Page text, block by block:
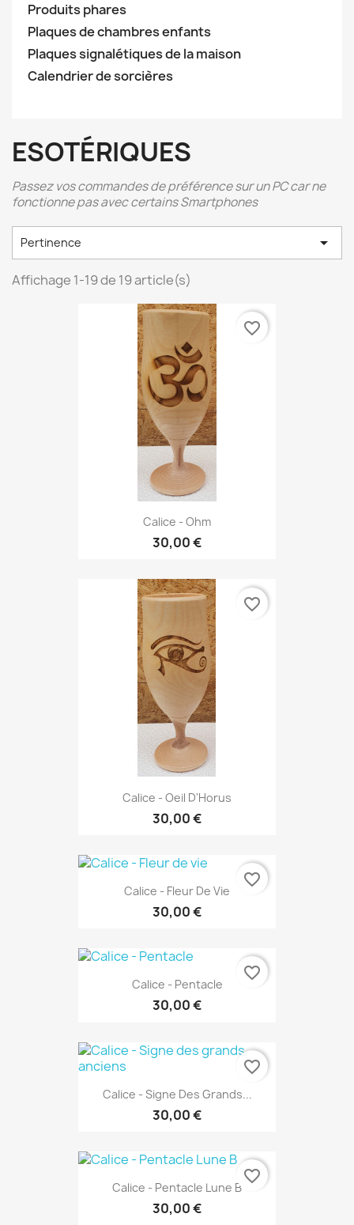
Produits phares
Plaques de chambres enfants
Plaques signalétiques de la maison
Calendrier de sorcières
ESOTÉRIQUES
Passez vos commandes de préférence sur un PC car ne
fonctionne pas avec certains Smartphones
Pertinence 
Affichage 1-19 de 19 article(s)
Calice - Ohm
30,00 €
favorite_border
Calice - Oeil D'Horus
30,00 €
favorite_border
Calice - Fleur De Vie
30,00 €
favorite_border
Calice - Pentacle
30,00 €
favorite_border
Calice - Signe Des Grands...
30,00 €
favorite_border
Calice - Pentacle Lune B
30,00 €
favorite_border